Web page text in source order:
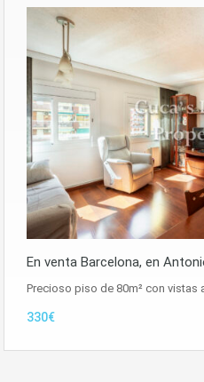
En venta Barcelona, en
Precioso piso de 80m² con vistas
330€